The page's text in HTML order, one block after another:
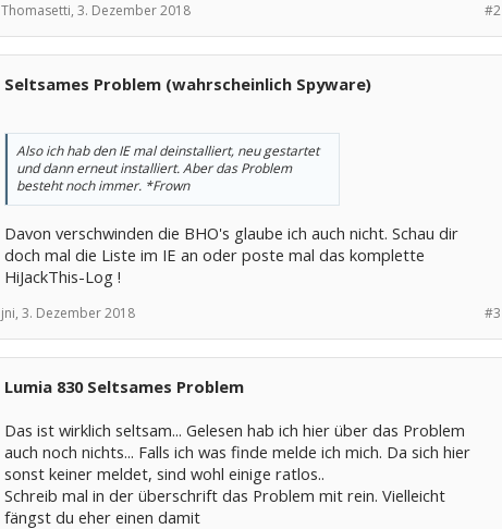
#2
Thomasetti, 3. Dezember 2018
Seltsames Problem (wahrscheinlich Spyware)
Also ich hab den IE mal deinstalliert, neu gestartet
und dann erneut installiert. Aber das Problem
besteht noch immer. *Frown
Davon verschwinden die BHO's glaube ich auch nicht. Schau dir
doch mal die Liste im IE an oder poste mal das komplette
HiJackThis-Log !
#3
jni, 3. Dezember 2018
Lumia 830 Seltsames Problem
Das ist wirklich seltsam... Gelesen hab ich hier über das Problem
auch noch nichts... Falls ich was finde melde ich mich. Da sich hier
sonst keiner meldet, sind wohl einige ratlos..
Schreib mal in der überschrift das Problem mit rein. Vielleicht
fängst du eher einen damit